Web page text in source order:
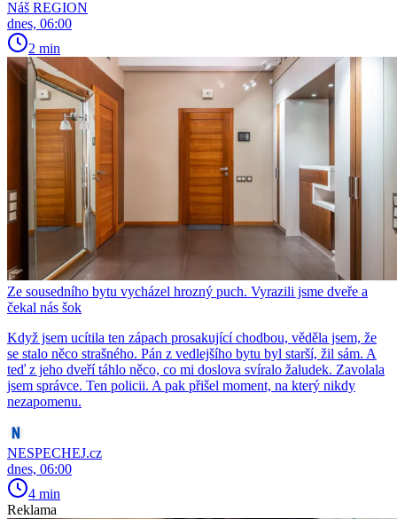
Náš REGION
dnes, 06:00
2 min
Ze sousedního bytu vycházel hrozný puch. Vyrazili jsme dveře a
čekal nás šok
Když jsem ucítila ten zápach prosakující chodbou, věděla jsem, že
se stalo něco strašného. Pán z vedlejšího bytu byl starší, žil sám. A
teď z jeho dveří táhlo něco, co mi doslova svíralo žaludek. Zavolala
jsem správce. Ten policii. A pak přišel moment, na který nikdy
nezapomenu.
NESPECHEJ.cz
dnes, 06:00
4 min
Reklama